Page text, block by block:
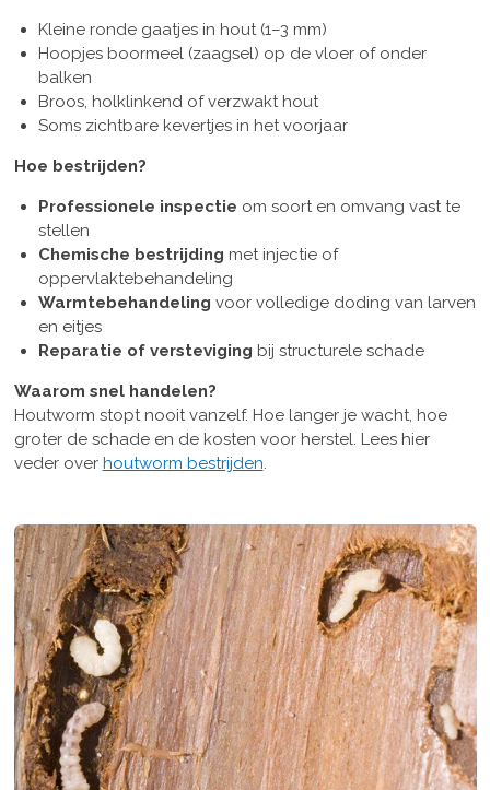
Kleine ronde gaatjes in hout (1–3 mm)
Hoopjes boormeel (zaagsel) op de vloer of onder
balken
Broos, holklinkend of verzwakt hout
Soms zichtbare kevertjes in het voorjaar
Hoe bestrijden?
Professionele inspectie om soort en omvang vast te
stellen
Chemische bestrijding met injectie of
oppervlaktebehandeling
Warmtebehandeling voor volledige doding van larven
en eitjes
Reparatie of versteviging bij structurele schade
Waarom snel handelen?
Houtworm stopt nooit vanzelf. Hoe langer je wacht, hoe
groter de schade en de kosten voor herstel. Lees hier
veder over houtworm bestrijden.